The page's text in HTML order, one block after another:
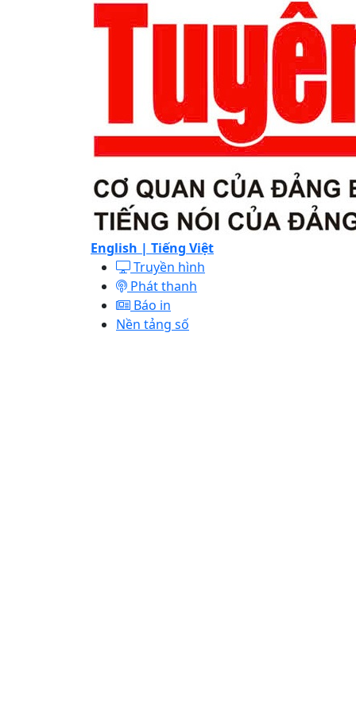
English | Tiếng Việt
Truyền hình
Phát thanh
Báo in
Nền tảng số